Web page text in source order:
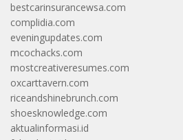
bestcarinsurancewsa.com
complidia.com
eveningupdates.com
mcochacks.com
mostcreativeresumes.com
oxcarttavern.com
riceandshinebrunch.com
shoesknowledge.com
aktualinformasi.id